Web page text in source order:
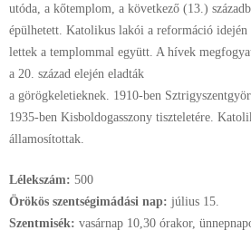
utóda, a kőtemplom, a következő (13.)
épülhetett. Katolikus lakói a reformáció idején
lettek a templommal együtt. A hívek
a 20. század elején eladták
a görögkeletieknek. 1910-ben
1935-ben Kisboldogasszony tiszteletére.
államosítottak.
Lélekszám: 500
Örökös szentségimádási nap: július 15.
Szentmisék: vasárnap 10,30 órakor,